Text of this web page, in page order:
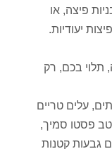
פיצה, או
יעודיות.
תלוי בכם, רק
עלים טריים
פסטו סמיך,
גבעות קטנות